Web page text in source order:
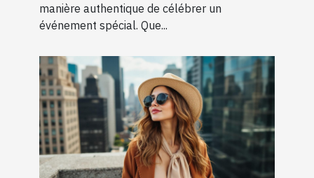
manière authentique de célébrer un
événement spécial. Que...